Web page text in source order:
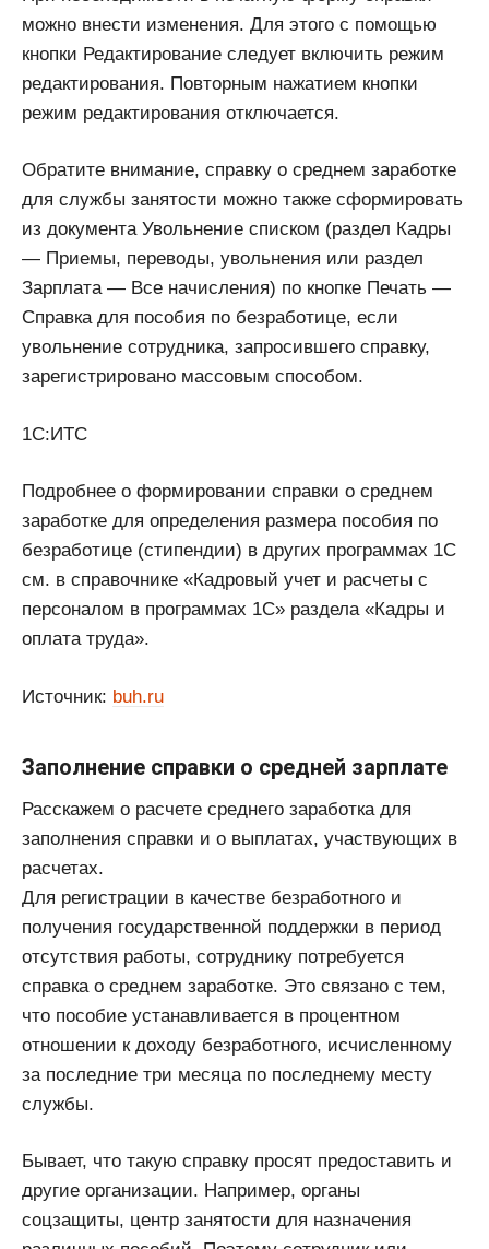
можно внести изменения. Для этого с помощью
кнопки Редактирование следует включить режим
редактирования. Повторным нажатием кнопки
режим редактирования отключается.
Обратите внимание, справку о среднем заработке
для службы занятости можно также сформировать
из документа Увольнение списком (раздел Кадры
— Приемы, переводы, увольнения или раздел
Зарплата — Все начисления) по кнопке Печать —
Справка для пособия по безработице, если
увольнение сотрудника, запросившего справку,
зарегистрировано массовым способом.
1С:ИТС
Подробнее о формировании справки о среднем
заработке для определения размера пособия по
безработице (стипендии) в других программах 1С
см. в справочнике «Кадровый учет и расчеты с
персоналом в программах 1С» раздела «Кадры и
оплата труда».
Источник: buh.ru
Заполнение справки о средней зарплате
Расскажем о расчете среднего заработка для
заполнения справки и о выплатах, участвующих в
расчетах.
Для регистрации в качестве безработного и
получения государственной поддержки в период
отсутствия работы, сотруднику потребуется
справка о среднем заработке. Это связано с тем,
что пособие устанавливается в процентном
отношении к доходу безработного, исчисленному
за последние три месяца по последнему месту
службы.
Бывает, что такую справку просят предоставить и
другие организации. Например, органы
соцзащиты, центр занятости для назначения